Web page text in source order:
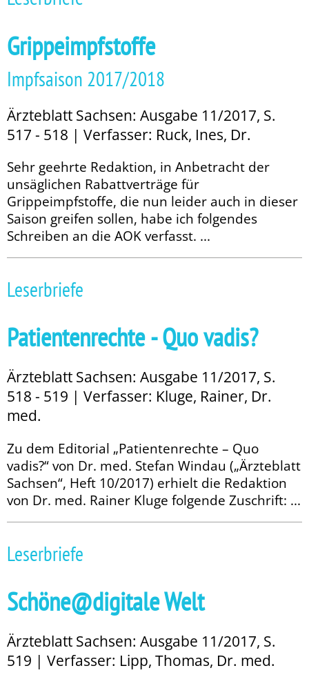
Grippeimpfstoffe
Impfsaison 2017/2018
Ärzteblatt Sachsen: Ausgabe 11/2017, S.
517 - 518 | Verfasser: Ruck, Ines, Dr.
Sehr geehrte Redaktion, in Anbetracht der
unsäglichen Rabattverträge für
Grippeimpfstoffe, die nun leider auch in dieser
Saison greifen sollen, habe ich folgendes
Schreiben an die AOK verfasst. ...
Leserbriefe
Patientenrechte - Quo vadis?
Ärzteblatt Sachsen: Ausgabe 11/2017, S.
518 - 519 | Verfasser: Kluge, Rainer, Dr.
med.
Zu dem Editorial „Patientenrechte – Quo
vadis?“ von Dr. med. Stefan Windau („Ärzteblatt
Sachsen“, Heft 10/2017) erhielt die Redaktion
von Dr. med. Rainer Kluge folgende Zuschrift: ...
Leserbriefe
Schöne@digitale Welt
Ärzteblatt Sachsen: Ausgabe 11/2017, S.
519 | Verfasser: Lipp, Thomas, Dr. med.